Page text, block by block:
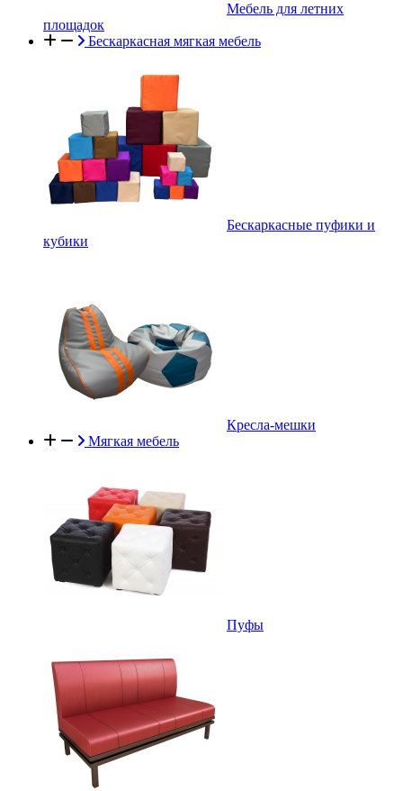
Мебель для летних
площадок
Бескаркасная мягкая мебель
Бескаркасные пуфики и
кубики
Кресла-мешки
Мягкая мебель
Пуфы